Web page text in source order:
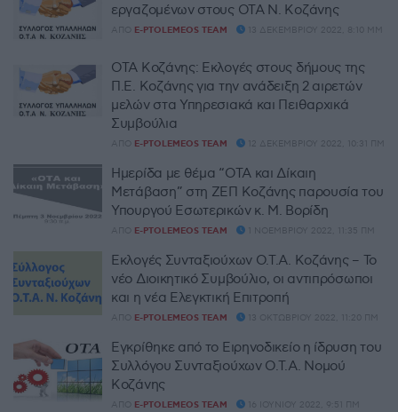
εργαζομένων στους ΟΤΑ Ν. Κοζάνης
ΑΠΌ E-PTOLEMEOS TEAM 13 ΔΕΚΕΜΒΡΊΟΥ 2022, 8:10 ΜΜ
ΟΤΑ Κοζάνης: Εκλογές στους δήμους της
Π.Ε. Κοζάνης για την ανάδειξη 2 αιρετών
μελών στα Υπηρεσιακά και Πειθαρχικά
Συμβούλια
ΑΠΌ E-PTOLEMEOS TEAM 12 ΔΕΚΕΜΒΡΊΟΥ 2022, 10:31 ΠΜ
Ημερίδα με θέμα “ΟΤΑ και Δίκαιη
Μετάβαση” στη ΖΕΠ Κοζάνης παρουσία του
Υπουργού Εσωτερικών κ. Μ. Βορίδη
ΑΠΌ E-PTOLEMEOS TEAM 1 ΝΟΕΜΒΡΊΟΥ 2022, 11:35 ΠΜ
Εκλογές Συνταξιούχων Ο.Τ.Α. Κοζάνης – Το
νέο Διοικητικό Συμβούλιο, οι αντιπρόσωποι
και η νέα Ελεγκτική Επιτροπή
ΑΠΌ E-PTOLEMEOS TEAM 13 ΟΚΤΩΒΡΊΟΥ 2022, 11:20 ΠΜ
Εγκρίθηκε από το Ειρηνοδικείο η ίδρυση του
Συλλόγου Συνταξιούχων Ο.Τ.Α. Νομού
Κοζάνης
ΑΠΌ E-PTOLEMEOS TEAM 16 ΙΟΥΝΊΟΥ 2022, 9:51 ΠΜ